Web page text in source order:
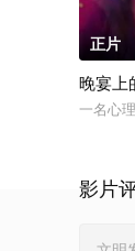
正片
晚宴上
一名心
影片